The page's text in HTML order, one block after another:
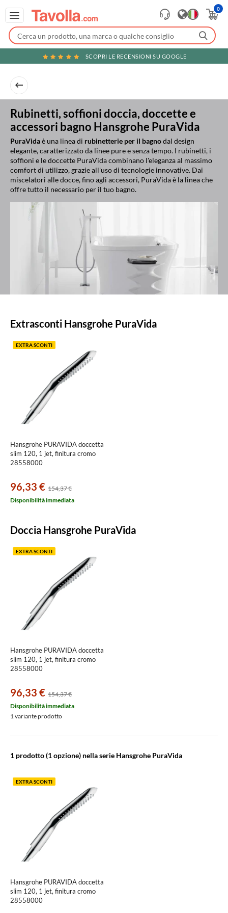
0
SCOPRI LE RECENSIONI SU GOOGLE
Rubinetti, soffioni doccia, doccette e
accessori bagno Hansgrohe PuraVida
PuraVidaè una linea di rubinetterie per il bagnodal design
elegante, caratterizzato da linee pure e senza tempo. I rubinetti, i
soffioni e le doccette PuraVida combinano l'eleganza al massimo
comfort di utilizzo, grazie all'uso di tecnologie innovative. Dai
miscelatori alle docce, fino agli accessori, PuraVida è la linea che
offre tutto il necessario per il tuo bagno.
in
evidenza
Extrasconti Hansgrohe PuraVida
EXTRA SCONTI
Hansgrohe PURAVIDA doccetta
slim 120, 1 jet, finitura cromo
28558000
96,33 € 154,37 €
Disponibilità immediata
Doccia Hansgrohe PuraVida
EXTRA SCONTI
Hansgrohe PURAVIDA doccetta
slim 120, 1 jet, finitura cromo
28558000
96,33 € 154,37 €
Disponibilità immediata
1 variante prodotto
1 prodotto(1 opzione) nella serie Hansgrohe PuraVida
EXTRA SCONTI
Hansgrohe PURAVIDA doccetta
slim 120, 1 jet, finitura cromo
28558000